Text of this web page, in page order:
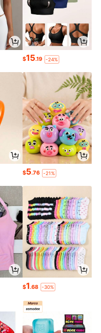
$15.19 -24%
$5.76 -21%
$1.68 -30%